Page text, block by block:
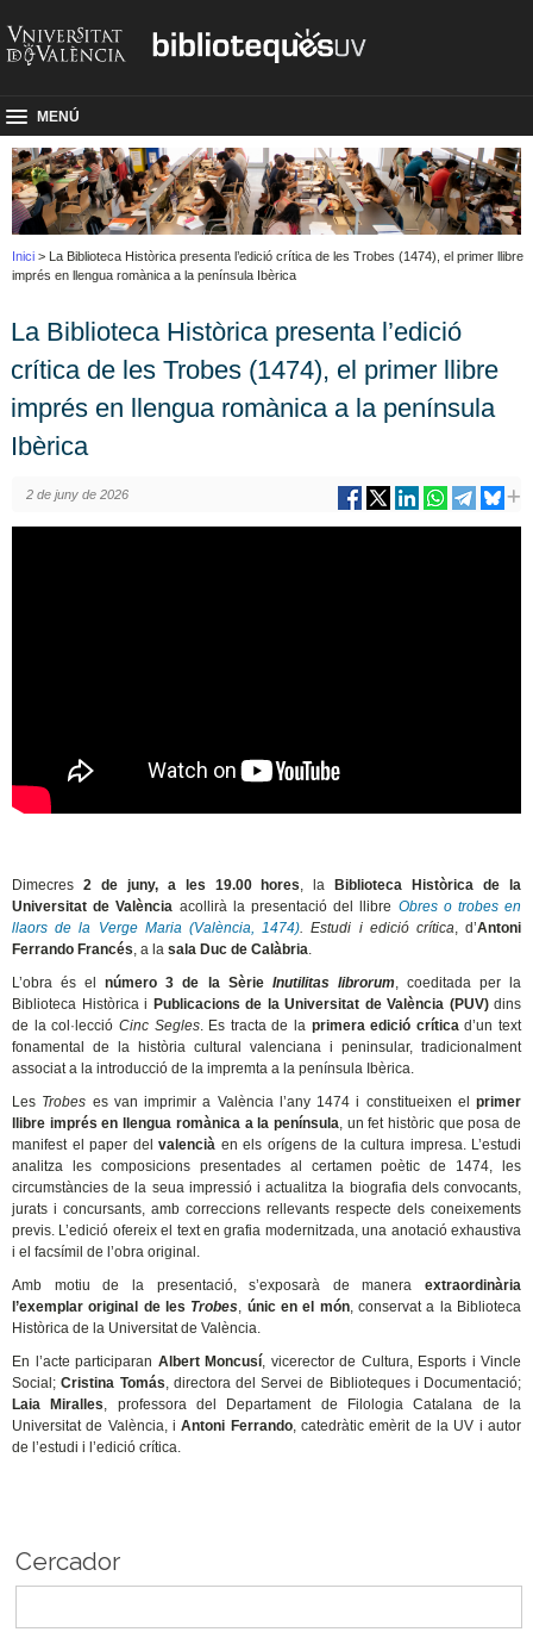
MENÚ
Inici > La Biblioteca Històrica presenta l’edició crítica de les Trobes (1474), el primer llibre
imprés en llengua romànica a la península Ibèrica
La Biblioteca Històrica presenta l’edició
crítica de les Trobes (1474), el primer llibre
imprés en llengua romànica a la península
Ibèrica
2 de juny de 2026
Dimecres 2 de juny, a les 19.00 hores, la
Biblioteca Històrica de la
Universitat de València acollirà la presentació del llibre Obres o trobes en
llaors de la Verge Maria (València, 1474). Estudi i edició crítica, d’Antoni
Ferrando Francés, a lasala Duc de Calàbria.
L’obra és elnúmero 3 de la Sèrie Inutilitas librorum, coeditada per la
Biblioteca Històrica i Publicacions de la Universitat de València (PUV)dins
de la col·lecció Cinc Segles. Es tracta de la primera edició críticad’un text
fonamental de la història cultural valenciana i peninsular, tradicionalment
associat a la introducció de la impremta a la península Ibèrica.
Les Trobes es van imprimir a València l’any 1474 i constitueixen elprimer
llibre imprés en llengua romànica a la península, un fet històric que posa de
manifest el paper delvalencià en els orígens de la cultura impresa. L’estudi
analitza les composicions presentades al certamen poètic de 1474, les
circumstàncies de la seua impressió i actualitza la biografia dels convocants,
jurats i concursants, amb correccions rellevants respecte dels coneixements
previs. L’edició ofereix el text en grafia modernitzada, una anotació exhaustiva
i el facsímil de l’obra original.
Amb motiu de la presentació, s’exposarà de maneraextraordinària
l’exemplar original de les Trobes, únic en el món, conservat a la Biblioteca
Històrica de la Universitat de València.
En l’acte participaran Albert Moncusí, vicerector de Cultura, Esports i Vincle
Social;Cristina Tomás, directora del Servei de Biblioteques i Documentació;
Laia Miralles, professora del Departament de Filologia Catalana de la
Universitat de València, iAntoni Ferrando, catedràtic emèrit de la UV i autor
de l’estudi i l’edició crítica.
Cercador